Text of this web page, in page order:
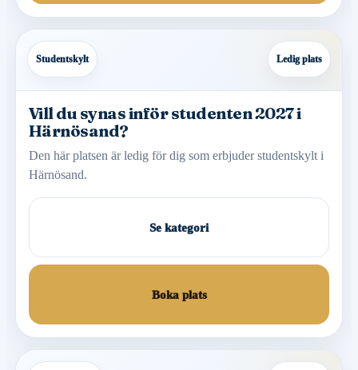
Studentskylt Ledig plats
Vill du synas inför studenten 2027 i
Härnösand?
Den här platsen är ledig för dig som erbjuder studentskylt i
Härnösand.
Se kategori
Boka plats